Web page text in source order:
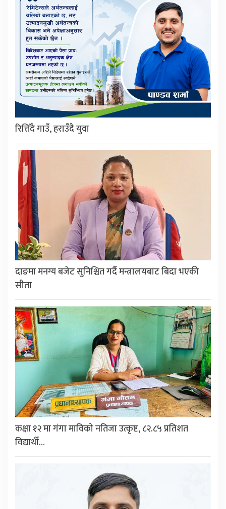
रित्तिँदै गाउँ, हराउँदै युवा
दाङमा मनग्य बजेट सुनिश्चित गर्दै मन्त्रालयबाट बिदा भएकी
सीता
कक्षा १२ मा गंगा माविको नतिजा उत्कृष्ट, ८२.८५ प्रतिशत
विद्यार्थी…